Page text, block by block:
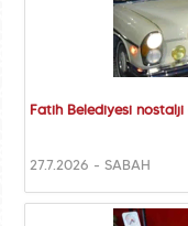
Fatih Belediyesi
27.7.2026 - SABAH